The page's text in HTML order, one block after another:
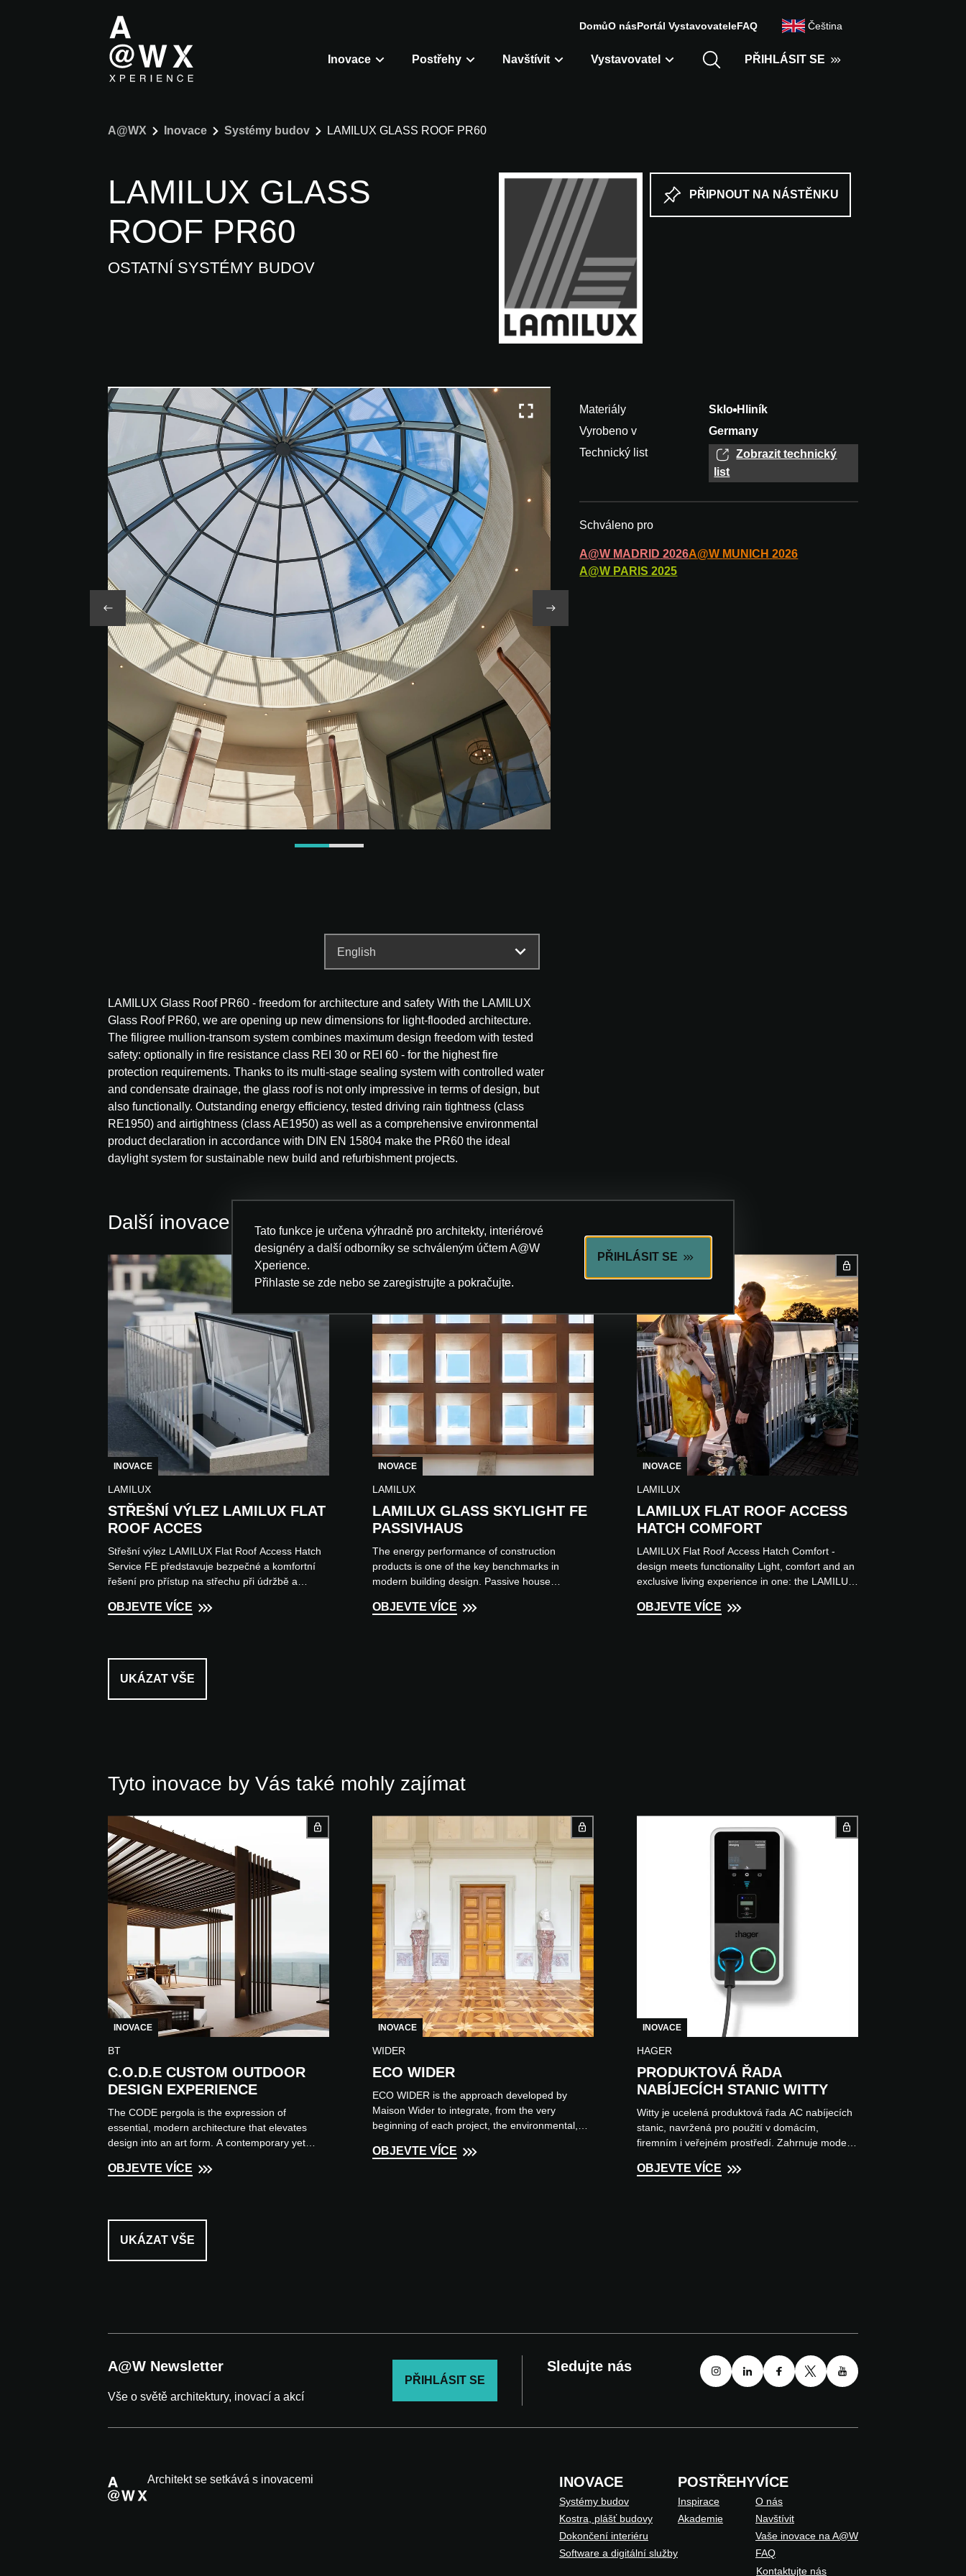
Inovace Postřehy Navštívit Vystavovatel PŘIHLÁSIT SE
DomůO násPortál VystavovateleFAQ Čeština
A@WX Inovace Systémy budov LAMILUX GLASS ROOF PR60
Tato funkce je určena výhradně pro architekty, interiérové
designéry a další odborníky se schváleným účtem A@W
Xperience.
Přihlaste se zde nebo se zaregistrujte a pokračujte.
PŘIHLÁSIT SE
LAMILUX GLASS
ROOF PR60
OSTATNÍ SYSTÉMY BUDOV
PŘIPNOUT NA NÁSTĚNKU
Materiály Sklo Hliník
Vyrobeno v
Germany
Technický list
Zobrazit technický
list
Schváleno pro
A@W MADRID 2026A@W MUNICH 2026
A@W PARIS 2025
LAMILUX Glass Roof PR60 - freedom for architecture and safety With the LAMILUX
Glass Roof PR60, we are opening up new dimensions for light-flooded architecture.
The filigree mullion-transom system combines maximum design freedom with tested
safety: optionally in fire resistance class REI 30 or REI 60 - for the highest fire
protection requirements. Thanks to its multi-stage sealing system with controlled water
and condensate drainage, the glass roof is not only impressive in terms of design, but
also functionally. Outstanding energy efficiency, tested driving rain tightness (class
RE1950) and airtightness (class AE1950) as well as a comprehensive environmental
product declaration in accordance with DIN EN 15804 make the PR60 the ideal
daylight system for sustainable new build and refurbishment projects.
Další inovace od LAMILUX
INOVACE
LAMILUX
STŘEŠNÍ VÝLEZ LAMILUX FLAT
ROOF ACCES
Střešní výlez LAMILUX Flat Roof Access Hatch
Service FE představuje bezpečné a komfortní
řešení pro přístup na střechu při údržbě a
servisních pracích na p...
OBJEVTE VÍCE
INOVACE
LAMILUX
LAMILUX GLASS SKYLIGHT FE
PASSIVHAUS
The energy performance of construction
products is one of the key benchmarks in
modern building design. Passive house
standards set the highest level in th...
OBJEVTE VÍCE
INOVACE
LAMILUX
LAMILUX FLAT ROOF ACCESS
HATCH COMFORT
LAMILUX Flat Roof Access Hatch Comfort -
design meets functionality Light, comfort and an
exclusive living experience in one: the LAMILUX
Flat Roof Exit Co...
OBJEVTE VÍCE
UKÁZAT VŠE
Tyto inovace by Vás také mohly zajímat
INOVACE
BT
C.O.D.E CUSTOM OUTDOOR
DESIGN EXPERIENCE
The CODE pergola is the expression of
essential, modern architecture that elevates
design into an art form. A contemporary yet
timeless interpretation that...
OBJEVTE VÍCE
INOVACE
WIDER
ECO WIDER
ECO WIDER is the approach developed by
Maison Wider to integrate, from the very
beginning of each project, the environmental,
health and technical requirem...
OBJEVTE VÍCE
INOVACE
HAGER
PRODUKTOVÁ ŘADA
NABÍJECÍCH STANIC WITTY
Witty je ucelená produktová řada AC nabíjecích
stanic, navržená pro použití v domácím,
firemním i veřejném prostředí. Zahrnuje modely
witty one, witty plus...
OBJEVTE VÍCE
UKÁZAT VŠE
A@W Newsletter
Vše o světě architektury, inovací a akcí
PŘIHLÁSIT SE
Sledujte nás
Architekt se setkává s inovacemi INOVACE
Systémy budov
Kostra, plášť budovy
Dokončení interiéru
Software a digitální služby
POSTŘEHY
Inspirace
Akademie
VÍCE
O nás
Navštívit
Vaše inovace na A@W
FAQ
Kontaktujte nás